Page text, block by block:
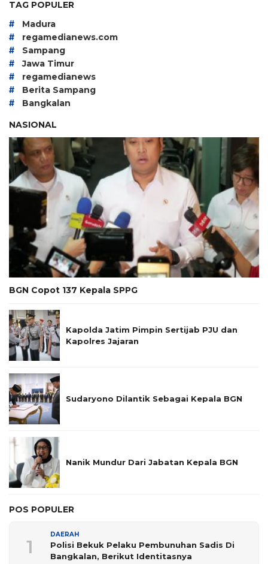
TAG POPULER
# Madura
# regamedianews.com
# Sampang
# Jawa Timur
# regamedianews
# Berita Sampang
#
Bangkalan
NASIONAL
BGN Copot 137 Kepala SPPG
Kapolda Jatim Pimpin Sertijab PJU dan
Kapolres Jajaran
Sudaryono Dilantik Sebagai Kepala BGN
Nanik Mundur Dari Jabatan Kepala BGN
POS POPULER
1
DAERAH
Polisi Bekuk Pelaku Pembunuhan Sadis Di
Bangkalan, Berikut Identitasnya